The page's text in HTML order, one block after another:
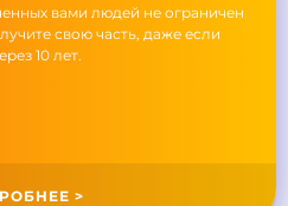
вами людей не ограничен
свою часть, даже если
10 лет.
>